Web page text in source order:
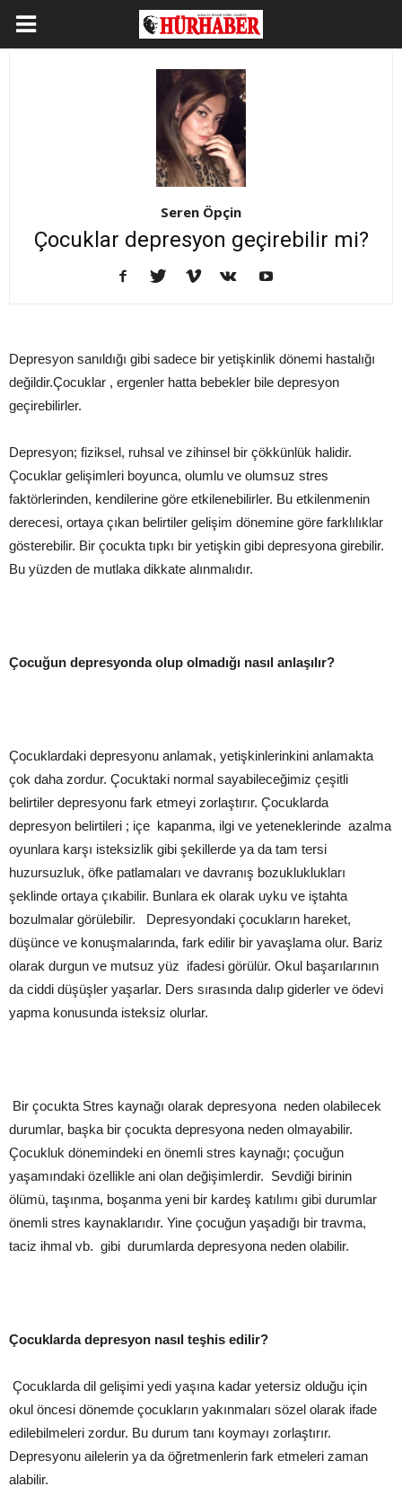
Seren Öpçin
Çocuklar depresyon geçirebilir mi?
Depresyon sanıldığı gibi sadece bir yetişkinlik dönemi hastalığı
değildir.Çocuklar , ergenler hatta bebekler bile depresyon
geçirebilirler.
Depresyon; fiziksel, ruhsal ve zihinsel bir çökkünlük halidir.
Çocuklar gelişimleri boyunca, olumlu ve olumsuz stres
faktörlerinden, kendilerine göre etkilenebilirler. Bu etkilenmenin
derecesi, ortaya çıkan belirtiler gelişim dönemine göre farklılıklar
gösterebilir. Bir çocukta tıpkı bir yetişkin gibi depresyona girebilir.
Bu yüzden de mutlaka dikkate alınmalıdır.
Çocuğun depresyonda olup olmadığı nasıl anlaşılır?
Çocuklardaki depresyonu anlamak, yetişkinlerinkini anlamakta
çok daha zordur. Çocuktaki normal sayabileceğimiz çeşitli
belirtiler depresyonu fark etmeyi zorlaştırır. Çocuklarda
depresyon belirtileri ; içe kapanma, ilgi ve yeteneklerinde azalma
oyunlara karşı isteksizlik gibi şekillerde ya da tam tersi
huzursuzluk, öfke patlamaları ve davranış bozukluklukları
şeklinde ortaya çıkabilir. Bunlara ek olarak uyku ve iştahta
bozulmalar görülebilir. Depresyondaki çocukların hareket,
düşünce ve konuşmalarında, fark edilir bir yavaşlama olur. Bariz
olarak durgun ve mutsuz yüz ifadesi görülür. Okul başarılarının
da ciddi düşüşler yaşarlar. Ders sırasında dalıp giderler ve ödevi
yapma konusunda isteksiz olurlar.
Bir çocukta Stres kaynağı olarak depresyona neden olabilecek
durumlar, başka bir çocukta depresyona neden olmayabilir.
Çocukluk dönemindeki en önemli stres kaynağı; çocuğun
yaşamındaki özellikle ani olan değişimlerdir. Sevdiği birinin
ölümü, taşınma, boşanma yeni bir kardeş katılımı gibi durumlar
önemli stres kaynaklarıdır. Yine çocuğun yaşadığı bir travma,
taciz ihmal vb. gibi durumlarda depresyona neden olabilir.
Çocuklarda depresyon nasıl teşhis edilir?
Çocuklarda dil gelişimi yedi yaşına kadar yetersiz olduğu için
okul öncesi dönemde çocukların yakınmaları sözel olarak ifade
edilebilmeleri zordur. Bu durum tanı koymayı zorlaştırır.
Depresyonu ailelerin ya da öğretmenlerin fark etmeleri zaman
alabilir.